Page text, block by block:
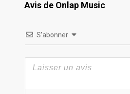
Avis de Onlap Music
S’abonner